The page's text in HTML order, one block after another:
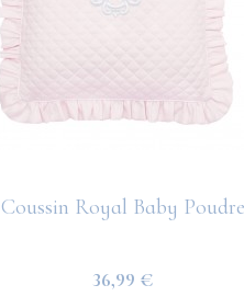
Coussin Royal Baby Poudre
36,99 €